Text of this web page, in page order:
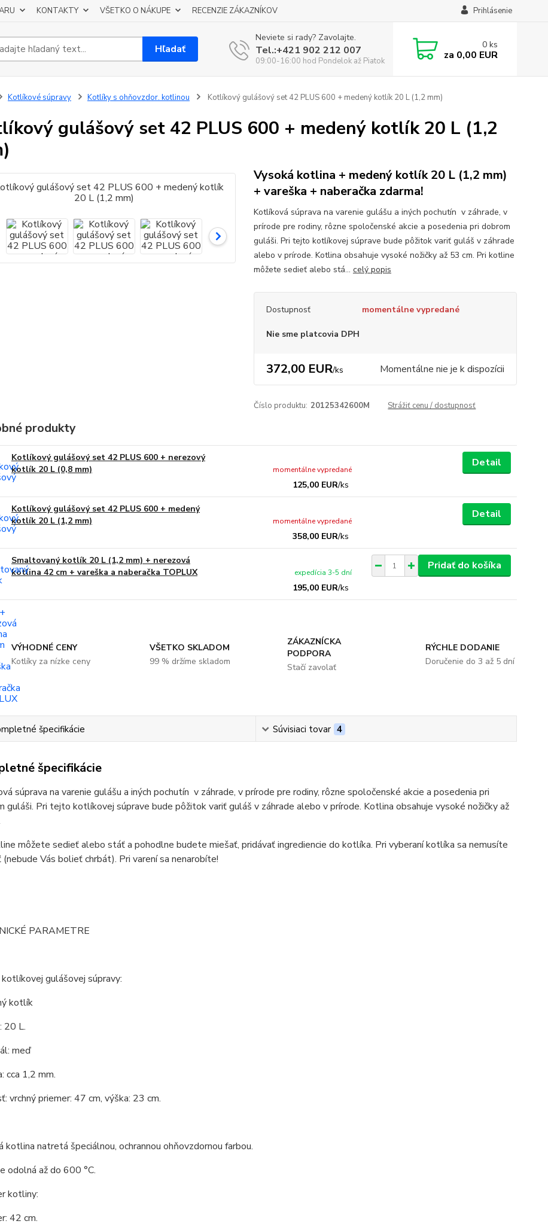
KONTAKTY VŠETKO O NÁKUPE RECENZIE ZÁKAZNÍKOV Prihlásenie
Hľadať
Neviete si rady? Zavolajte.
Tel.:+421 902 212 007
09:00-16:00 hod Pondelok až Piatok
0 ks
za 0,00 EUR
Kotlíkové súpravy Kotlíky s ohňovzdor. kotlinou Kotlíkový gulášový set 42 PLUS 600 + medený kotlík 20 L (1,2 mm)
gulášový set 42 PLUS 600 + medený kotlík 20 L (1,2
Vysoká kotlina + medený kotlík 20 L (1,2 mm)
+ vareška + naberačka zdarma!
Kotlíková súprava na varenie gulášu a iných pochutín v záhrade, v
prírode pre rodiny, rôzne spoločenské akcie a posedenia pri dobrom
guláši. Pri tejto kotlíkovej súprave bude pôžitok variť guláš v záhrade
alebo v prírode. Kotlina obsahuje vysoké nožičky až 53 cm. Pri kotline
môžete sedieť alebo stá... celý popis
Dostupnosť momentálne vypredané
Nie sme platcovia DPH
372,00 EUR/ks Momentálne nie je k dispozícii
Číslo produktu: 20125342600M Strážiť cenu / dostupnosť
produkty
Kotlíkový gulášový set 42 PLUS 600 + nerezový
kotlík 20 L (0,8 mm)
125,00 EUR/ks
momentálne vypredané
Detail
Kotlíkový gulášový set 42 PLUS 600 + medený
kotlík 20 L (1,2 mm)
358,00 EUR/ks
momentálne vypredané
Detail
Smaltovaný kotlík 20 L (1,2 mm) + nerezová
kotlina 42 cm + vareška a naberačka TOPLUX
195,00 EUR/ks
expedícia 3-5 dní
Pridať do košíka
VÝHODNÉ CENY
Kotlíky za nízke ceny
VŠETKO SKLADOM
99 % držíme skladom
ZÁKAZNÍCKA
PODPORA
Stačí zavolať
RÝCHLE DODANIE
Doručenie do 3 až 5 dní
špecifikácie Súvisiaci tovar 4
špecifikácie
súprava na varenie gulášu a iných pochutín v záhrade, v prírode pre rodiny, rôzne spoločenské akcie a posedenia pri
guláši. Pri tejto kotlíkovej súprave bude pôžitok variť guláš v záhrade alebo v prírode. Kotlina obsahuje vysoké nožičky až
môžete sedieť alebo stáť a pohodlne budete miešať, pridávať ingrediencie do kotlíka. Pri vyberaní kotlíka sa nemusíte
(nebude Vás bolieť chrbát). Pri varení sa nenarobíte!
PARAMETRE
gulášovej súpravy:
kotlík
20 L.
meď
cca 1,2 mm.
vrchný priemer: 47 cm, výška: 23 cm.
kotlina natretá špeciálnou, ochrannou ohňovzdornou farbou.
odolná až do 600 °C.
kotliny:
42 cm.